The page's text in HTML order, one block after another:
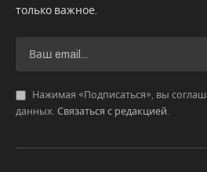
только важное.
Нажимая «Подписаться», вы
данных. Связаться с редакцией.